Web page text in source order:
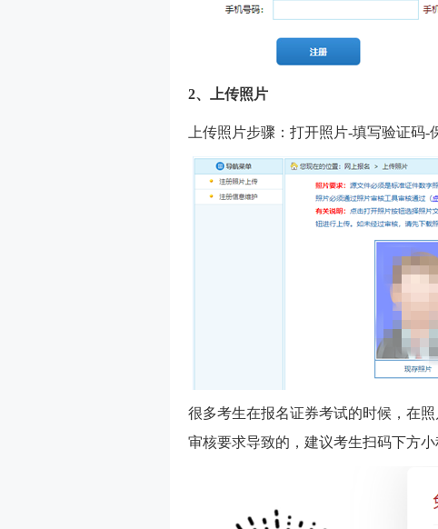
2、上传照片
上传照片步骤：打开照片-填写验证码-
很多考生在报名证券考试的时候，在
审核要求导致的，建议考生扫码下方小